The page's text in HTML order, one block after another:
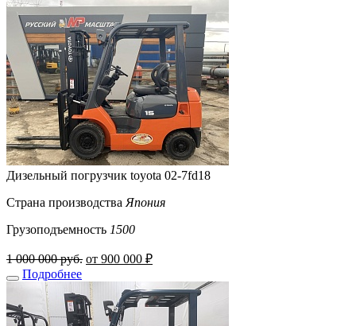
Дизельный погрузчик toyota 02-7fd18
Страна производства Япония
Грузоподъемность 1500
1 000 000 руб. от 900 000 ₽
Подробнее